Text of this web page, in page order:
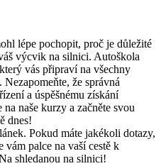
lépe pochopit, ​proč je důležité
výcvik na silnici. ⁣Autoškola
‍vás ⁣připraví na všechny
že správná
⁤a úspěšnému získání
naše kurzy a začněte svou
dnes!
Pokud máte jakékoli dotazy,
‍vám ⁤palce na vaší⁤ cestě k
shledanou na silnici!